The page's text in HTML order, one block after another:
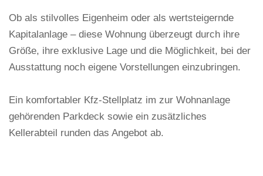
Ob als stilvolles Eigenheim oder als wertsteigernde
Kapitalanlage – diese Wohnung überzeugt durch ihre
Größe, ihre exklusive Lage und die Möglichkeit, bei der
Ausstattung noch eigene Vorstellungen einzubringen.
Ein komfortabler Kfz-Stellplatz im zur Wohnanlage
gehörenden Parkdeck sowie ein zusätzliches
Kellerabteil runden das Angebot ab.